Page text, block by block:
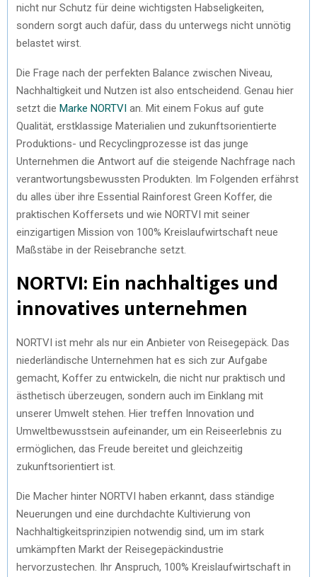
nicht nur Schutz für deine wichtigsten Habseligkeiten,
sondern sorgt auch dafür, dass du unterwegs nicht unnötig
belastet wirst.
Die Frage nach der perfekten Balance zwischen Niveau,
Nachhaltigkeit und Nutzen ist also entscheidend. Genau hier
setzt die Marke NORTVI an. Mit einem Fokus auf gute
Qualität, erstklassige Materialien und zukunftsorientierte
Produktions- und Recyclingprozesse ist das junge
Unternehmen die Antwort auf die steigende Nachfrage nach
verantwortungsbewussten Produkten. Im Folgenden erfährst
du alles über ihre Essential Rainforest Green Koffer, die
praktischen Koffersets und wie NORTVI mit seiner
einzigartigen Mission von 100% Kreislaufwirtschaft neue
Maßstäbe in der Reisebranche setzt.
NORTVI: Ein nachhaltiges und
innovatives unternehmen
NORTVI ist mehr als nur ein Anbieter von Reisegepäck. Das
niederländische Unternehmen hat es sich zur Aufgabe
gemacht, Koffer zu entwickeln, die nicht nur praktisch und
ästhetisch überzeugen, sondern auch im Einklang mit
unserer Umwelt stehen. Hier treffen Innovation und
Umweltbewusstsein aufeinander, um ein Reiseerlebnis zu
ermöglichen, das Freude bereitet und gleichzeitig
zukunftsorientiert ist.
Die Macher hinter NORTVI haben erkannt, dass ständige
Neuerungen und eine durchdachte Kultivierung von
Nachhaltigkeitsprinzipien notwendig sind, um im stark
umkämpften Markt der Reisegepäckindustrie
hervorzustechen. Ihr Anspruch, 100% Kreislaufwirtschaft in